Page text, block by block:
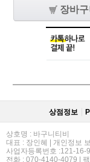
장바구
상점정보
상호명 : 바구니티비
대표 : 장인혜 | 개인정보
사업자등록번호 :121-16-
전화 : 070-4140-4079 |